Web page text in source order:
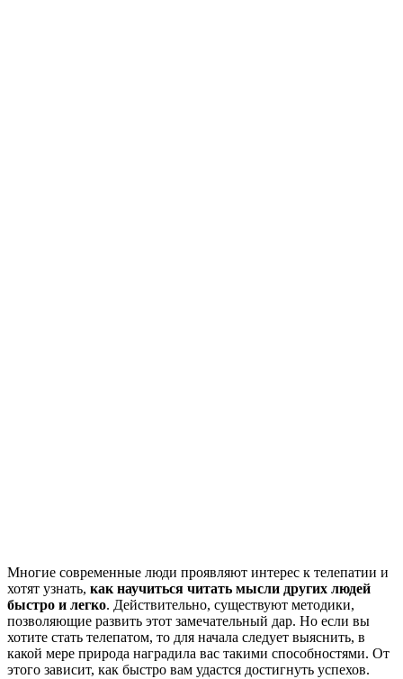
Многие современные люди проявляют интерес к телепатии и
хотят узнать, как научиться читать мысли других людей
быстро и легко. Действительно, существуют методики,
позволяющие развить этот замечательный дар. Но если вы
хотите стать телепатом, то для начала следует выяснить, в
какой мере природа наградила вас такими способностями. От
этого зависит, как быстро вам удастся достигнуть успехов.